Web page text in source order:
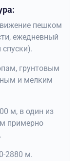
пешком
ежедневный
грунтовым
и мелким
м, в один из
примерно
2880 м.